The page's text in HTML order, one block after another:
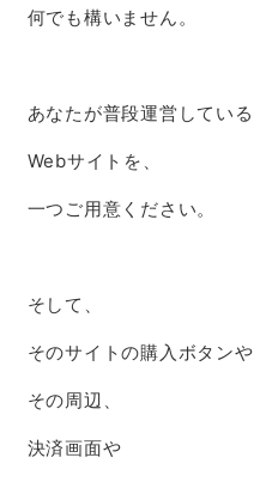
何でも構いません。
あなたが普段運営している
Webサイトを、
一つご用意ください。
そして、
そのサイトの購入ボタンや
その周辺、
決済画面や